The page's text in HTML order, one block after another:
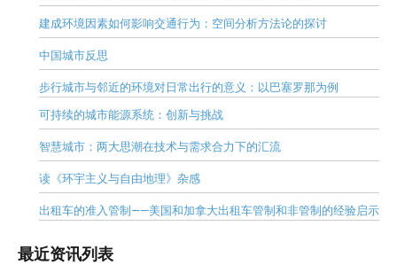
建成环境因素如何影响交通行为：空间分析方法论的探讨
中国城市反思
步行城市与邻近的环境对日常出行的意义：以巴塞罗那为例
可持续的城市能源系统：创新与挑战
智慧城市：两大思潮在技术与需求合力下的汇流
读《环宇主义与自由地理》杂感
出租车的准入管制——美国和加拿大出租车管制和非管制的经验启示
最近资讯列表